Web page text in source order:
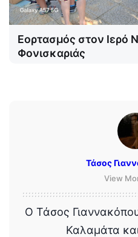
Εορτασμός στον Ιερό
Φονισκαριάς
Τάσος
View
Ο Τάσος
Καλαμάτα